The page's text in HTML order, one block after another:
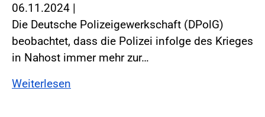
06.11.2024 |
Die Deutsche Polizeigewerkschaft (DPolG)
beobachtet, dass die Polizei infolge des Krieges
in Nahost immer mehr zur…
Weiterlesen